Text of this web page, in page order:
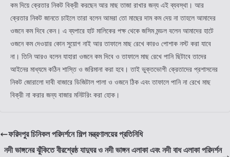
কম দিয়ে ক্রেতার নিকট বিক্রী করছেন আর মাছ তাজা রাখার জন্য এই ব্যবস্থা। আর
ক্রেতার নিকট জানতে চাইলে তারা বলেন আমরা তো মাছের দাম কম দেয় না তাহলে আমাদের
ওজনে কম দিবে কেন। এ ব্যপারে হাট মালিকের পক্ষ থেকে জসিম মন্ডল বলেন আমাদের হাটে
ওজনে কম দেওয়ার কোন সুয়োগ নাই আর তাফালে মাছ রেখে কারও পোশাক নস্ট করা যাবে
না। তিনি আরও বলেন যাহারা ওজনে কম দিবে ও তাফালে মাছ রেখে পানি ছিটাবে তাদের
আইনের মাধ্যমে কঠিন শাস্তি ও জরিমানা করা হবে। তাই ভুক্তভোগী ক্রেতাদের প্রশাসনের
নিকট জোরালো দাবী বাজারে ডিজিটাল পালা ও ওজনে ঠিক এবং তাফালে পানি না রেখে মাছ
বিক্রী না করার জন্য বাজার মনিটরিং করা হোক।
ফরিদপুর চিনিকল পরিদর্শনে শিল্প মন্ত্রণালয়ের প্রতিনিধি
নদী ভাঙ্গনের ঝুঁকিতে বীরশ্রেষ্ঠ যাদুঘর ও নদী ভাঙ্গন এলাকা এবং নদী বাধ এলাকা পরিদর্শন